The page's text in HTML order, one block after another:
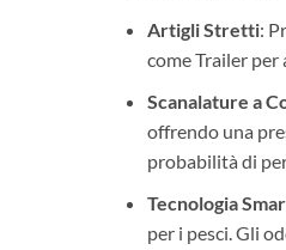
Artigli Stretti:
come Trailer
Scanalature a
offrendo una
probabilità di
Tecnologia
per i pesci. Gli